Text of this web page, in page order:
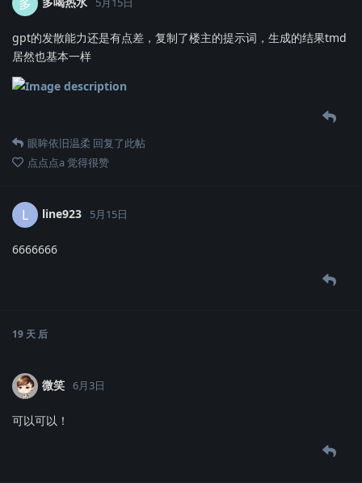
gpt的发散能力还是有点差，复制了楼主的提示词，生成的结果tmd
居然也基本一样
眼眸依旧温柔 回复了此帖
点点点a觉得很赞
L line923 5月15日
6666666
19 天 后
微笑 6月3日
可以可以！